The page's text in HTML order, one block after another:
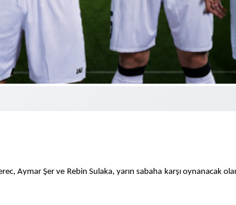
Şer ve Rebin Sulaka, yarın sabaha karşı oynanacak olan